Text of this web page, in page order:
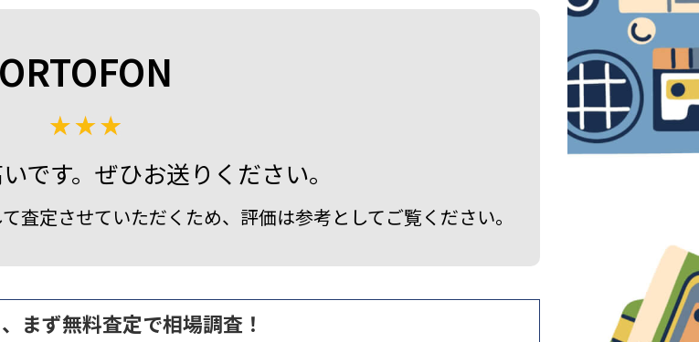
ORTOFON
です。ぜひお送りください。
定させていただくため、評価は参考としてご覧ください。
ず無料査定で相場調査！